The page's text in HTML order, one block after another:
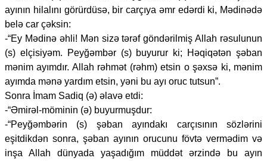
ayının hilalını görürdüsə, bir carçıya əmr edərdi ki, Mədinədə
belə car çəksin:
-“Ey Mədinə əhli! Mən sizə tərəf göndərilmiş Allah rəsulunun
(s) elçisiyəm. Peyğəmbər (s) buyurur ki; Həqiqətən şəban
mənim ayımdır. Allah rəhmət (rəhm) etsin o şəxsə ki, mənim
ayımda mənə yardım etsin, yəni bu ayı oruc tutsun”.
Sonra İmam Sadiq (ə) əlavə etdi:
-“Əmirəl-möminin (ə) buyurmuşdur:
-“Peyğəmbərin (s) şəban ayındakı carçısının sözlərini
eşitdikdən sonra, şəban ayının orucunu fövtə vermədim və
inşa Allah dünyada yaşadığım müddət ərzində bu ayın